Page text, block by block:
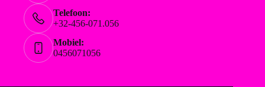
Telefoon:
+32-456-071.056
Mobiel:
0456071056